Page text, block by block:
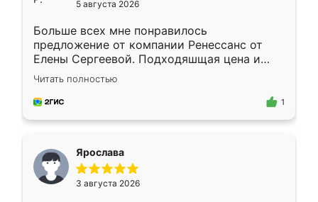
5 августа 2026
Больше всех мне понравилось
предложение от компании Ренессанс от
Елены Сергеевой. Подходяшщая цена и
короткие сроки изготовления. Приехавший
для замера сотрудник Владислав
предложил по моему эскизу самый
Читать полностью
1
Ярослава
3 августа 2026